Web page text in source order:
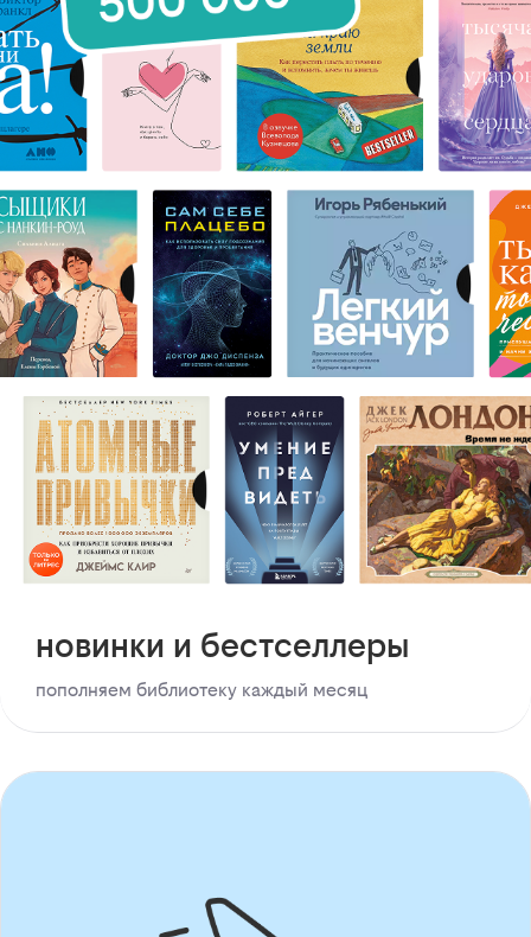
новинки и бестселлеры
пополняем библиотеку каждый месяц